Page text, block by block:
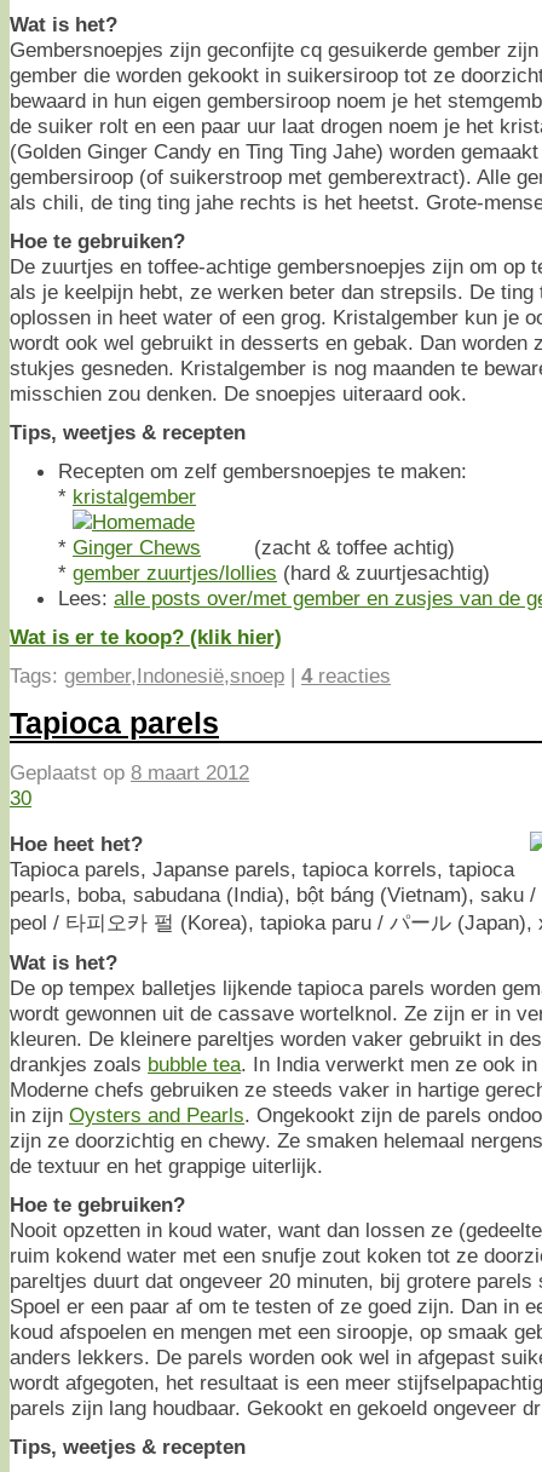
Wat is het?
Gembersnoepjes zijn geconfijte cq gesuikerde gember
gember die worden gekookt in suikersiroop tot ze
bewaard in hun eigen gembersiroop noem je het
de suiker rolt en een paar uur laat drogen noem je het
(Golden Ginger Candy en Ting Ting Jahe) worden
gembersiroop (of suikerstroop met gemberextract). Alle
als chili, de ting ting jahe rechts is het heetst. Grote-
Hoe te gebruiken?
De zuurtjes en toffee-achtige gembersnoepjes zijn om op
als je keelpijn hebt, ze werken beter dan strepsils. De ting
oplossen in heet water of een grog. Kristalgember kun je
wordt ook wel gebruikt in desserts en gebak. Dan worden
stukjes gesneden. Kristalgember is nog maanden te
misschien zou denken. De snoepjes uiteraard ook.
Tips, weetjes & recepten
Recepten om zelf gembersnoepjes te maken:
* kristalgember
*
(zacht & toffee achtig)
* gember zuurtjes/lollies (hard & zuurtjesachtig)
Lees: alle posts over/met gember en zusjes van de
Wat is er te koop? (klik hier)
Tags: gember,Indonesië,snoep | 4reacties
Tapioca parels
Geplaatst op 8 maart 2012
30
Hoe heet het?
Tapioca parels, Japanse parels, tapioca korrels, tapioca
pearls, boba, sabudana (India), bột báng (Vietnam), saku
peol / 타피오카 펄 (Korea), tapioka paru / パール
Wat is het?
De op tempex balletjes lijkende tapioca parels worden
wordt gewonnen uit de cassave wortelknol. Ze zijn er in
kleuren. De kleinere pareltjes worden vaker gebruikt in
drankjes zoals bubble tea. In India verwerkt men ze ook
Moderne chefs gebruiken ze steeds vaker in hartige
in zijn Oysters and Pearls. Ongekookt zijn de parels
zijn ze doorzichtig en chewy. Ze smaken helemaal
de textuur en het grappige uiterlijk.
Hoe te gebruiken?
Nooit opzetten in koud water, want dan lossen ze
ruim kokend water met een snufje zout koken tot ze
pareltjes duurt dat ongeveer 20 minuten, bij grotere parels
Spoel er een paar af om te testen of ze goed zijn. Dan in
koud afspoelen en mengen met een siroopje, op smaak
anders lekkers. De parels worden ook wel in afgepast
wordt afgegoten, het resultaat is een meer
parels zijn lang houdbaar. Gekookt en gekoeld ongeveer
Tips, weetjes & recepten